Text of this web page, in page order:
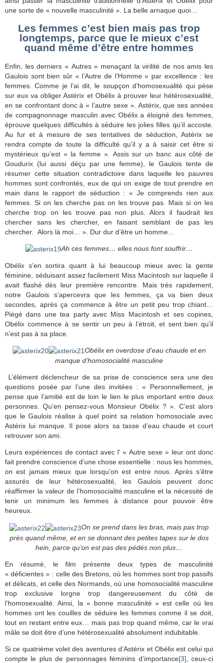
une sorte de « nouvelle masculinité ». La belle arnaque quoi…
Les femmes c’est bien mais pas trop
longtemps, parce que le mieux c’est
quand même d’être entre hommes
Enfin, les derniers « Autres » menaçant la virilité de nos amis les
Gaulois sont bien sûr « l’Autre de l’Homme » par excellence : les
femmes. Comme je l’ai dit, le soupçon d’homosexualité qui pèse
sur eux va obliger Astérix et Obélix à prouver leur hétérosexualité,
en se confrontant donc à « l’autre sexe ». Astérix, que ses années
de compagnonnage masculin avec Obélix a éloigné des femmes,
éprouve quelques difficultés à séduire les jolies filles qu’il accoste.
Au fur et à mesure de ses tentatives de séduction, Astérix se
rendra compte de toute la difficulté qu’il y a à saisir cet être si
mystérieux qu’est « la femme ». Assis sur un banc aux côté de
Goudurix (lui aussi déçu par une femme), le Gaulois tente de
résumer cette situation contradictoire dans laquelle les pauvres
hommes sont confrontés, eux de qui on exige de tout prendre en
main dans le rapport de séduction : « Je comprends rien aux
femmes. Si on les cherche pas on les trouve pas. Mais si on les
cherche trop on les trouve pas non plus. Alors il faudrait les
chercher sans les chercher, en faisant semblant de pas les
chercher. Alors là moi… ». Dur dur d’être un homme…
Ah ces femmes… elles nous font souffrir…
Obélix s’en sortira quant à lui beaucoup mieux avec la gente
féminine, séduisant assez facilement Miss Macintosh sur laquelle il
avait flashé dès leur première rencontre. Mais très rapidement,
notre Gaulois s’apercevra que les femmes, ça va bien deux
secondes, après ça commence à être un petit peu trop chiant…
Piégé dans une tea party avec Miss Macintosh et ses copines,
Obélix commence à se sentir un peu à l’étroit, et sent bien qu’il
n’est pas à sa place.
Obélix en overdose d’eau chaude et en
manque d’homosocialité masculine
L’élément déclencheur de sa prise de conscience sera une des
questions posée par l’une des invitées : « Personnellement, je
pense que l’amitié est de loin le lien le plus important entre deux
personnes. Qu’en pensez-vous Monsieur Obélix ? ». C’est alors
que le Gaulois réalise à quel point sa relation homosociale avec
Astérix lui manque. Il pose alors sa tasse d’eau chaude et court
retrouver son ami.
Leurs expériences de contact avec l’ « Autre sexe » leur ont donc
fait prendre conscience d’une chose essentielle : nous les hommes,
on est jamais mieux que lorsqu’on est entre nous. Après s’être
assurés de leur hétérosexualité, les Gaulois peuvent donc
réaffirmer la valeur de l’homosocialité masculine et la nécessité de
tenir un minimum les femmes à distance pour pouvoir être
heureux.
On se prend dans les bras, mais pas trop
près quand même, et en se donnant des petites tapes sur le dos
hein, parce qu’on est pas des pédés non plus…
En résumé, le film présente deux types de masculinité
« déficientes » : celle des Bretons, où les hommes sont trop passifs
et délicats, et celle des Normands, où une homosocialité masculine
trop exclusive lorgne trop dangereusement du côté de
l’homosexualité. Ainsi, la « bonne masculinité » est celle où les
hommes ont les couilles de séduire les femmes comme il se doit,
tout en restant entre eux… mais pas trop quand même, car le vrai
mâle se doit être d’une hétérosexualité absolument indubitable.
Si ce quatrième volet des aventures d’Astérix et Obélix est celui qui
compte le plus de personnages féminins d’importance[3] , ceux-ci